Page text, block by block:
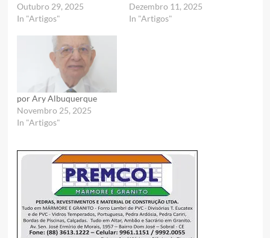
Outubro 29, 2025
In "Artigos"
Dezembro 11, 2025
In "Artigos"
por Ary Albuquerque
Novembro 25, 2025
In "Artigos"